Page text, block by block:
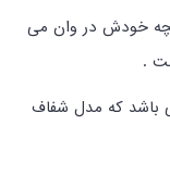
خودش در وان می
.
باشد که مدل شفاف